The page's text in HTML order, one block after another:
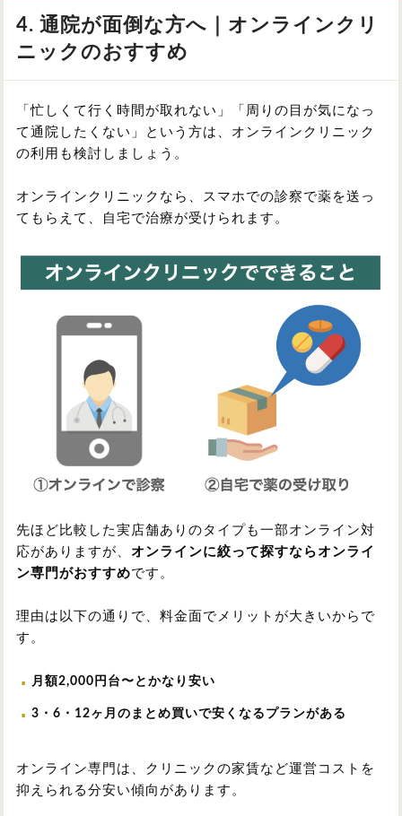
4. 通院が面倒な方へ｜オンラインクリ
ニックのおすすめ
「忙しくて行く時間が取れない」「周りの目が気になっ
て通院したくない」という方は、オンラインクリニック
の利用も検討しましょう。
オンラインクリニックなら、スマホでの診察で薬を送っ
てもらえて、自宅で治療が受けられます。
先ほど比較した実店舗ありのタイプも一部オンライン対
応がありますが、 オンラインに絞って探すならオンライ
ン専門がおすすめです。
理由は以下の通りで、料金面でメリットが大きいからで
す。
月額2,000円台〜とかなり安い
3・6・12ヶ月のまとめ買いで安くなるプランがある
オンライン専門は、クリニックの家賃など運営コストを
抑えられる分安い傾向があります。